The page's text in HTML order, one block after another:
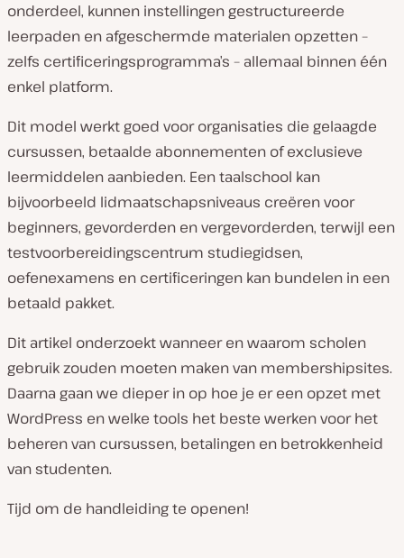
onderdeel, kunnen instellingen gestructureerde
leerpaden en afgeschermde materialen opzetten –
zelfs certificeringsprogramma’s – allemaal binnen één
enkel platform.
Dit model werkt goed voor organisaties die gelaagde
cursussen, betaalde abonnementen of exclusieve
leermiddelen aanbieden. Een taalschool kan
bijvoorbeeld lidmaatschapsniveaus creëren voor
beginners, gevorderden en vergevorderden, terwijl een
testvoorbereidingscentrum studiegidsen,
oefenexamens en certificeringen kan bundelen in een
betaald pakket.
Dit artikel onderzoekt wanneer en waarom scholen
gebruik zouden moeten maken van membershipsites.
Daarna gaan we dieper in op hoe je er een opzet met
WordPress en welke tools het beste werken voor het
beheren van cursussen, betalingen en betrokkenheid
van studenten.
Tijd om de handleiding te openen!